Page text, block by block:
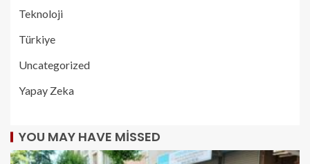
Teknoloji
Türkiye
Uncategorized
Yapay Zeka
YOU MAY HAVE MISSED